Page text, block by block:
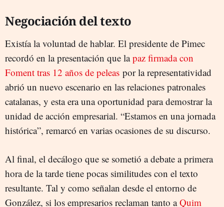
Negociación del texto
Existía la voluntad de hablar. El presidente de Pimec
recordó en la presentación que lapaz firmada con
Foment tras 12 años de peleas por la representatividad
abrió un nuevo escenario en las relaciones patronales
catalanas, y esta era una oportunidad para demostrar la
unidad de acción empresarial. “Estamos en una jornada
histórica”, remarcó en varias ocasiones de su discurso.
Al final, el decálogo que se sometió a debate a primera
hora de la tarde tiene pocas similitudes con el texto
resultante. Tal y como señalan desde el entorno de
González, si los empresarios reclaman tanto aQuim